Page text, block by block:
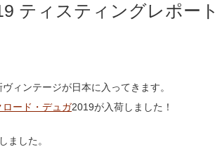
ティスティングレポート
ィンテージが日本に入ってきます。
ロード・デュガ2019が入荷しました！
ました。